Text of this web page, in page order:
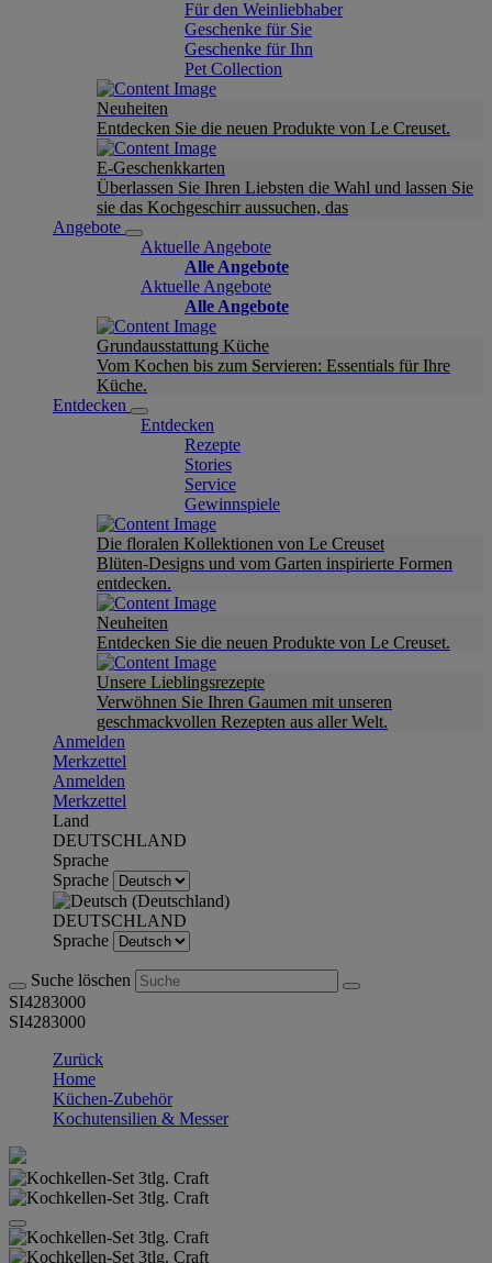
Für den Weinliebhaber
Geschenke für Sie
Geschenke für Ihn
Pet Collection
Neuheiten
Entdecken Sie die neuen Produkte von Le Creuset.
E-Geschenkkarten
Überlassen Sie Ihren Liebsten die Wahl und lassen Sie
sie das Kochgeschirr aussuchen, das
Angebote
Aktuelle Angebote
Alle Angebote
Aktuelle Angebote
Alle Angebote
Grundausstattung Küche
Vom Kochen bis zum Servieren: Essentials für Ihre
Küche.
Entdecken
Entdecken
Rezepte
Stories
Service
Gewinnspiele
Die floralen Kollektionen von Le Creuset
Blüten-Designs und vom Garten inspirierte Formen
entdecken.
Neuheiten
Entdecken Sie die neuen Produkte von Le Creuset.
Unsere Lieblingsrezepte
Verwöhnen Sie Ihren Gaumen mit unseren
geschmackvollen Rezepten aus aller Welt.
Anmelden
Merkzettel
Anmelden
Merkzettel
Land
DEUTSCHLAND
Sprache
Sprache
DEUTSCHLAND
Sprache
Suche löschen
SI4283000
SI4283000
Zurück
Home
Küchen-Zubehör
Kochutensilien & Messer